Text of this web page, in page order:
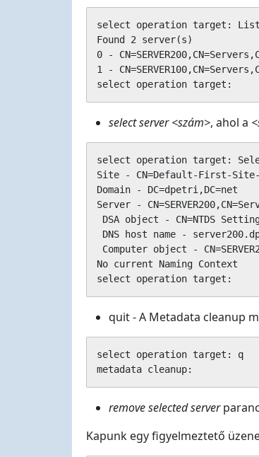
select operation target:
Found 2 server(s)
0 -
1 -
select operation target:
select server <szám>, ahol a
select operation target:
Site - CN=Default-First-Site-
Domain - DC=dpetri,DC=net
Server -
DSA object - CN=NTDS
DNS host name -
Computer object -
No current Naming Context
select operation target:
quit - A Metadata cleanup
select operation target: q
metadata cleanup:
remove selected server
Kapunk egy figyelmeztető